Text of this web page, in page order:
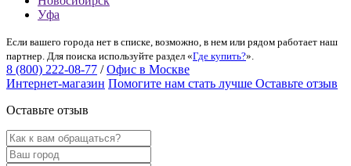
Уфа
Если вашего города нет в списке, возможно, в нем или рядом работает наш
партнер. Для поиска используйте раздел «Где купить?».
8 (800) 222-08-77 / Офис в Москве
Интернет-магазин Помогите нам стать лучше Оставьте отзыв
Оставьте отзыв